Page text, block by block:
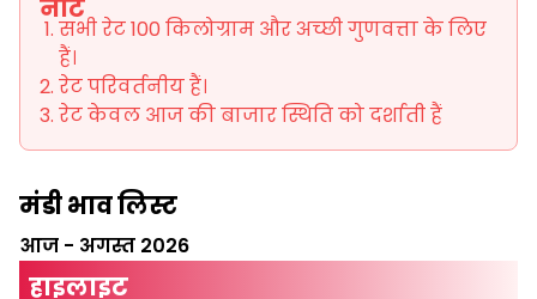
नोट
सभी रेट 100 किलोग्राम और अच्छी गुणवत्ता के लिए
हैं।
रेट परिवर्तनीय हैं।
रेट केवल आज की बाजार स्थिति को दर्शाती हैं
मंडी भाव लिस्ट
आज - अगस्त 2026
हाइलाइट